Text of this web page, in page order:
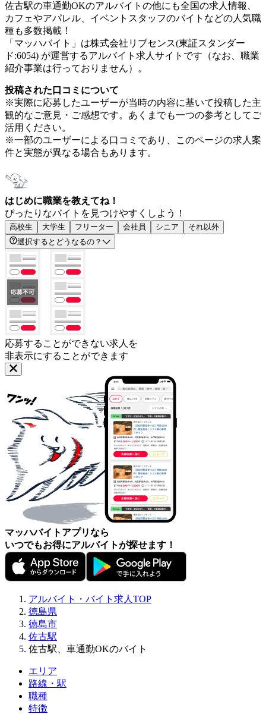
佐古駅の車通勤OKのアルバイトの他にも全国の求人情報、
カフェやアパレル、イベントスタッフのバイトなどの人気職
種も多数掲載！
「マッハバイト」は株式会社リブセンス(東証スタンダー
ド:6054) が運営するアルバイト求人サイトです（なお、職業
紹介事業は行っておりません）。
投稿された口コミについて
※実際に応募したユーザーが当時の内容に基いて投稿した主
観的なご意見・ご感想です。あくまでも一つの参考としてご
活用ください。
※一部のユーザーによる口コミであり、このページの求人案
件と実態が異なる場合もあります。
はじめに職業を教えてね！
ぴったりなバイトを見つけやすくしよう！
高校生 大学生 フリーター 会社員 シニア
それ以外
選択するとどうなるの？
応募することができない求人を
非表示にすることができます
マッハバイトアプリなら
いつでもお得にアルバイトが探せます！
アルバイト・バイト求人TOP
徳島県
徳島市
佐古駅
佐古駅、車通勤OKのバイト
エリア
路線・駅
職種
特徴